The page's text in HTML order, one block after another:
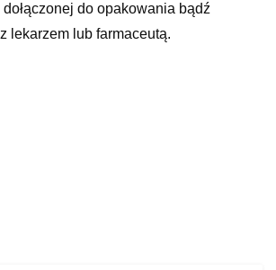
do opakowania bądź
lekarzem lub farmaceutą.